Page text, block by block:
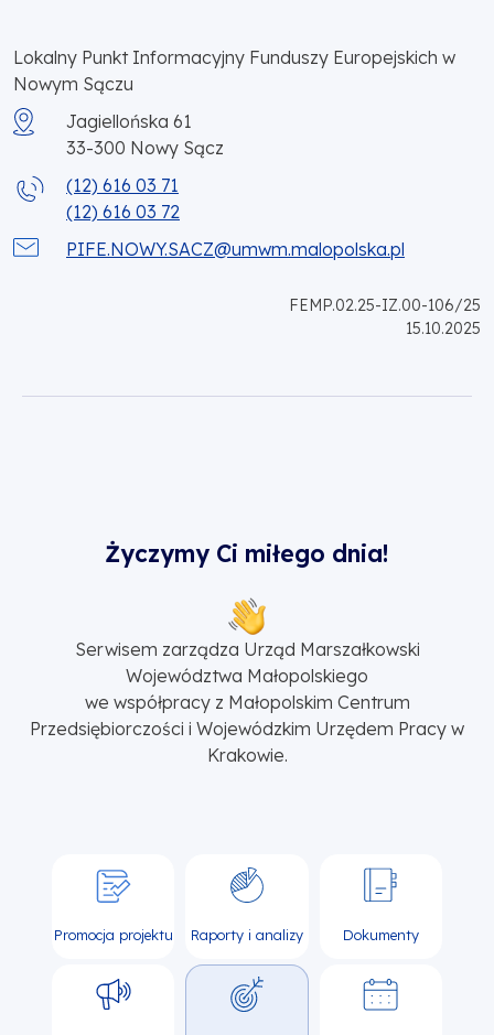
Lokalny Punkt Informacyjny Funduszy Europejskich w
Nowym Sączu
Jagiellońska 61
33-300 Nowy Sącz
(12) 616 03 71
(12) 616 03 72
PIFE.NOWY.SACZ@umwm.malopolska.pl
FEMP.02.25-IZ.00-106/25
15.10.2025
Życzymy Ci miłego dnia!
Serwisem zarządza Urząd Marszałkowski
Województwa Małopolskiego
we współpracy z Małopolskim Centrum
Przedsiębiorczości i Wojewódzkim Urzędem Pracy w
Krakowie.
Promocja projektu Raporty i analizy Dokumenty